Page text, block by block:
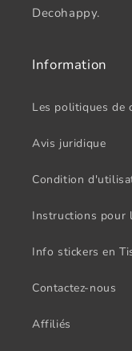
Decohappy.
Information
Les politiques de
Avis juridique
Condition
Instructions pour
Info stickers en
Contactez-nous
Affiliés